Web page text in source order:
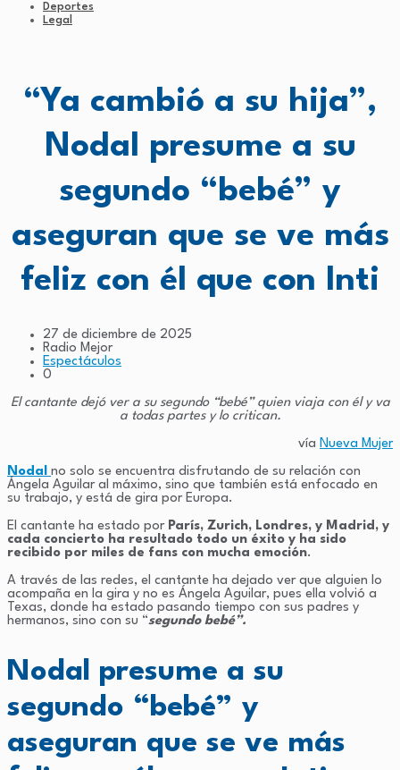
Deportes
Legal
“Ya cambió a su hija”,
Nodal presume a su
segundo “bebé” y
aseguran que se ve más
feliz con él que con Inti
27 de diciembre de 2025
Radio Mejor
Espectáculos
0
El cantante dejó ver a su segundo “bebé” quien viaja con él y va
a todas partes y lo critican.
vía Nueva Mujer
Nodal no solo se encuentra disfrutando de su relación con
Ángela Aguilar al máximo, sino que también está enfocado en
su trabajo, y está de gira por Europa.
El cantante ha estado por París, Zurich, Londres, y Madrid, y
cada concierto ha resultado todo un éxito y ha sido
recibido por miles de fans con mucha emoción.
A través de las redes, el cantante ha dejado ver que alguien lo
acompaña en la gira y no es Ángela Aguilar, pues ella volvió a
Texas, donde ha estado pasando tiempo con sus padres y
hermanos, sino con su “segundo bebé”.
Nodal presume a su
segundo “bebé” y
aseguran que se ve más